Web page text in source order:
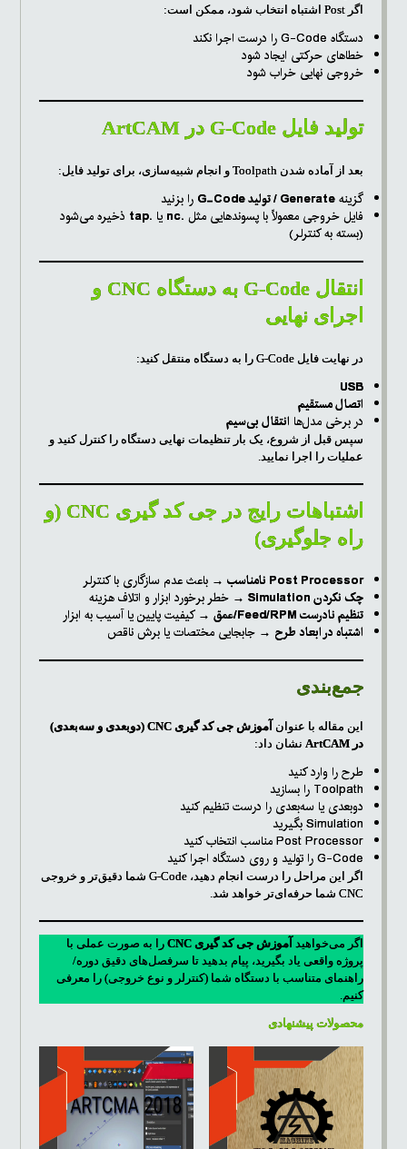
اگر Post اشتباه انتخاب شود، ممکن است:
دستگاه G-Code را درست اجرا نکند
خطاهای حرکتی ایجاد شود
خروجی نهایی خراب شود
تولید فایل G-Code در ArtCAM
بعد از آماده شدن Toolpath و انجام شبیه‌سازی، برای تولید فایل:
گزینهGenerate / تولید G-Code
را بزنید
فایل خروجی معمولاً با پسوندهایی مثل .nc یا .tap
ذخیره می‌شود
(بسته به کنترلر)
انتقال G-Code به دستگاه CNC و
اجرای نهایی
در نهایت فایل G-Code را به دستگاه منتقل کنید:
USB
اتصال مستقیم
در برخی مدل‌ها انتقال بی‌سیم
سپس قبل از شروع، یک بار تنظیمات نهایی دستگاه را کنترل کنید و
عملیات را اجرا نمایید.
اشتباهات رایج در جی کد گیری CNC (و
راه جلوگیری)
Post Processor نامناسب
→ باعث عدم سازگاری با کنترلر
چک نکردن Simulation
→ خطر برخورد ابزار و اتلاف هزینه
تنظیم نادرست Feed/RPM/عمق
→ کیفیت پایین یا آسیب به ابزار
اشتباه در ابعاد طرح → جابجایی مختصات یا برش ناقص
جمع‌بندی
این مقاله با عنوان
آموزش جی کد گیری CNC (دوبعدی و سه‌بعدی)
در ArtCAM
نشان داد:
طرح را وارد کنید
Toolpath را بسازید
دوبعدی یا سه‌بعدی را درست تنظیم کنید
Simulation بگیرید
Post Processor مناسب انتخاب کنید
G-Code را تولید و روی دستگاه اجرا کنید
اگر این مراحل را درست انجام دهید، G-Code شما دقیق‌تر و خروجی
CNC شما حرفه‌ای‌تر خواهد شد.
اگر می‌خواهید آموزش جی کد گیری CNC
را به صورت عملی با
پروژه واقعی یاد بگیرید، پیام بدهید تا سرفصل‌های دقیق دوره/
راهنمای متناسب با دستگاه شما (کنترلر و نوع خروجی) را معرفی
کنیم.
محصولات پیشنهادی